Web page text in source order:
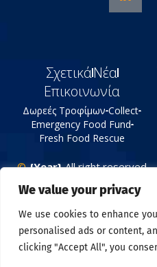
We value your privacy
We use cookies to enhance
personalised ads or content,
clicking "Accept All", you
ΣχετικάΝέα
Επικοινωνία
Δωρεές Τροφίμων Collect
Emergency Food Fund
Fresh Food Rescue
© {Year}All right reserved
Tράπεζα Τροφίμων
Πολιτική Απορρήτου